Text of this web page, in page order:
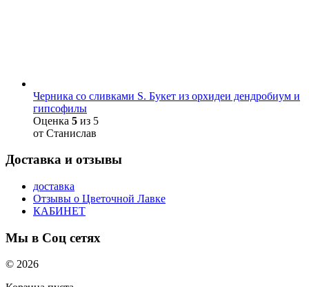
Черника со сливками S. Букет из орхидеи дендробиум и
гипсофилы
Оценка 5 из 5
от Станислав
Доставка и отзывы
доставка
Отзывы о Цветочной Лавке
КАБИНЕТ
Мы в Соц сетях
© 2026